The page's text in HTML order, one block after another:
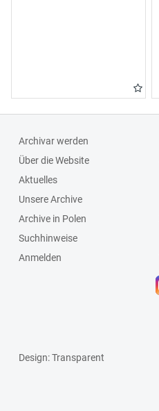
Archivar werden
Über die Website
Aktuelles
Unsere Archive
Archive in Polen
Suchhinweise
Anmelden
Design: Transparent